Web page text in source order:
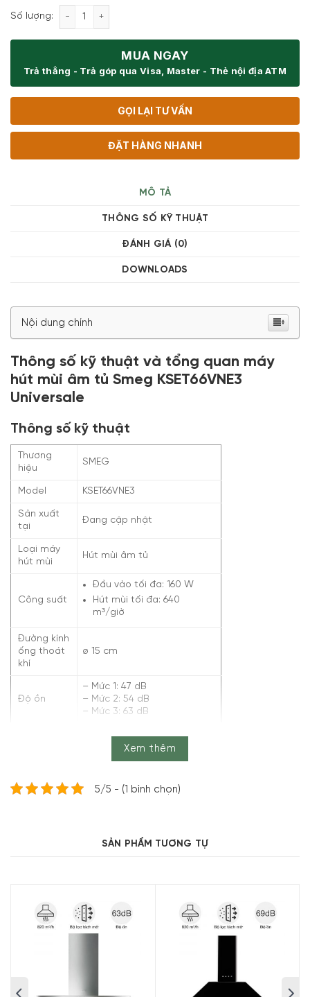
Số lượng: Máy hút mùi âm tủ Smeg KSET66VNE3 Universale
MUA NGAY
Trả thẳng - Trả góp qua Visa, Master - Thẻ nội địa ATM
GỌI LẠI TƯ VẤN
ĐẶT HÀNG NHANH
MÔ TẢ
THÔNG SỐ KỸ THUẬT
ĐÁNH GIÁ (0)
DOWNLOADS
Nội dung chính
Thông số kỹ thuật và tổng quan máy
hút mùi âm tủ Smeg KSET66VNE3
Universale
Thông số kỹ thuật
Thương
hiệu
SMEG
Model KSET66VNE3
Sản xuất
tại
Đang cập nhật
Loại máy
hút mùi
Hút mùi âm tủ
Công suất
Đầu vào tối đa: 160 W
Hút mùi tối đa: 640
m³/giờ
Đường kính
ống thoát
khí
ø 15 cm
Độ ồn
– Mức 1: 47 dB
– Mức 2: 54 dB
– Mức 3: 63 dB
Nút nhấn
điện năng
– 2 tấm lưới lọc nhôm giúp
suất hút từ nhẹ đến mạnh
lượng
Xem thêm
5/5 - (1 bình chọn)
SẢN PHẨM TƯƠNG TỰ